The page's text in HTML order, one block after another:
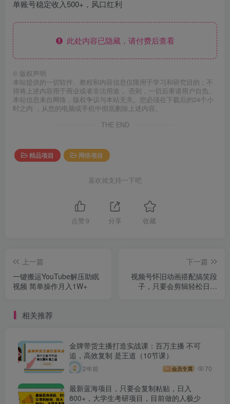
单账号稳定收入500+，风口红利
此处内容已隐藏，请付费后查看
© 版权声明
本站提供的一切软件、教程和内容信息仅限用于学习和研究目的；不
得将上述内容用于商业或者非法用途， 否则，一切后果请用户自负。
本站信息来自网络，版权争议与本站无关。您必须在下载后的24个小
时之内 ，从您的电脑或手机中彻底删除上述内容。
THE END
精品项目 网络项目
喜欢就支持一下吧
点赞 9 分享 收藏
上一篇
一键搬运YouTube解压助眠
视频 简单操作月入1W+
下一篇
视频号怀旧动画搭配搞笑段
子，只要会剪辑轻松日入
相关推荐
金牌带货主播打造实战课：百万主播 不可
追，高效复制 是王道（10节课）
2年前 会员专属 70
最新蓝海项目，只要会复制粘贴，日入
800+，大学生考研项目，目前做的人极少